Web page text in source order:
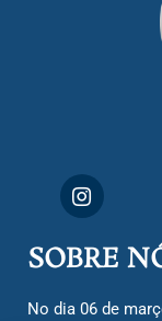
SOBRE
No dia 06 de